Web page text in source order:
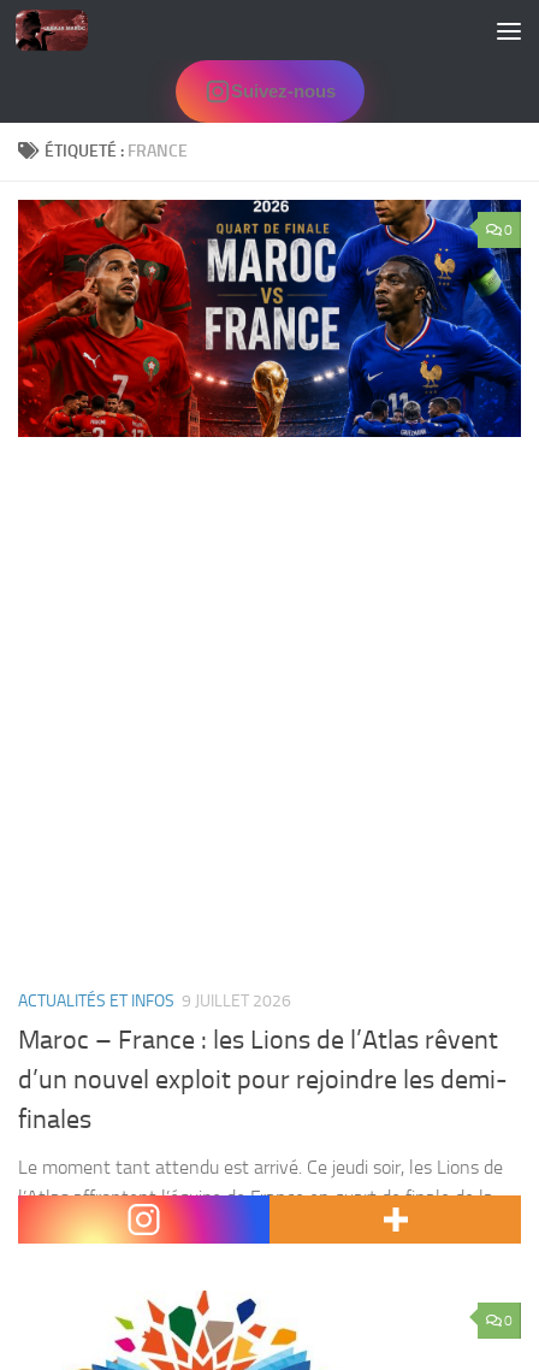
Skip to content
Suivez-nous
ÉTIQUETÉ : FRANCE
0
ACTUALITÉS ET INFOS 9 JUILLET 2026
Maroc – France : les Lions de l’Atlas rêvent
d’un nouvel exploit pour rejoindre les demi-
finales
Le moment tant attendu est arrivé. Ce jeudi soir, les Lions de
l’Atlas affrontent l’équipe de France en quart de finale de la
Coupe du monde 2026. Un choc au parfum de revanche qui...
0